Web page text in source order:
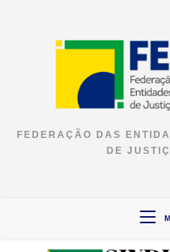
FEDERAÇÃO DAS
DE